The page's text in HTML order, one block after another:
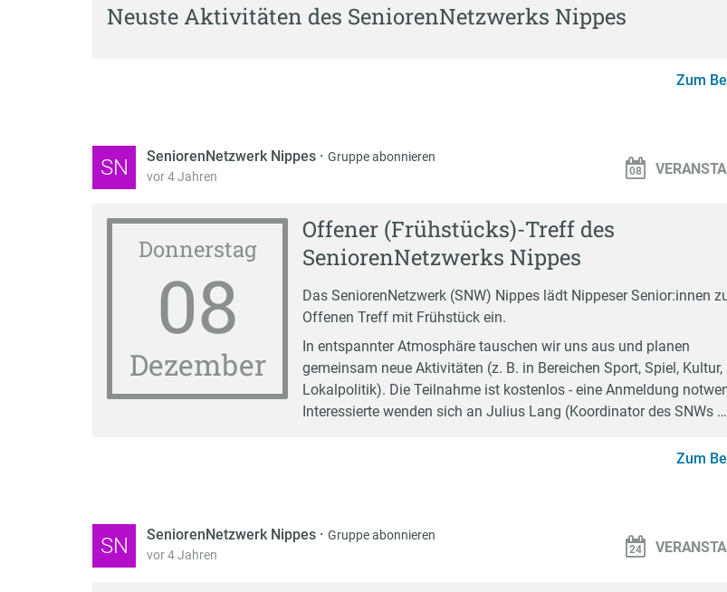
Neuste Aktivitäten des SeniorenNetzwerks Nippes
Zum
SN SeniorenNetzwerk Nippes · Gruppe abonnieren
vor 4 Jahren
Donnerstag
08
Dezember
Offener (Frühstücks)-Treff des
SeniorenNetzwerks Nippes
Das SeniorenNetzwerk (SNW) Nippes lädt Nippeser Senior:innen
Offenen Treff mit Frühstück ein.
In entspannter Atmosphäre tauschen wir uns aus und planen
gemeinsam neue Aktivitäten (z. B. in Bereichen Sport, Spiel, Kultur,
Lokalpolitik). Die Teilnahme ist kostenlos - eine Anmeldung
Interessierte wenden sich an Julius Lang (Koordinator des SNWs …
Zum
SN SeniorenNetzwerk Nippes · Gruppe abonnieren
vor 4 Jahren